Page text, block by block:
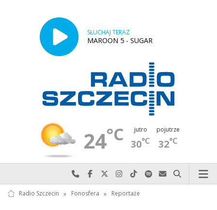
SŁUCHAJ TERAZ
MAROON 5 - SUGAR
24°C jutro
30°C
pojutrze
32°C
Najlepiej po prostu do nas zadzwoń
Odwiedź nas na Facebook-u
Odwiedź nas na X
Odwiedź nas na Instagram-ie
Odwiedź nas na TikTok-u
Szukaj nas na Spotify
Wyślij do nas
Szukaj
Radio Szczecin » Fonosfera » Reportaże